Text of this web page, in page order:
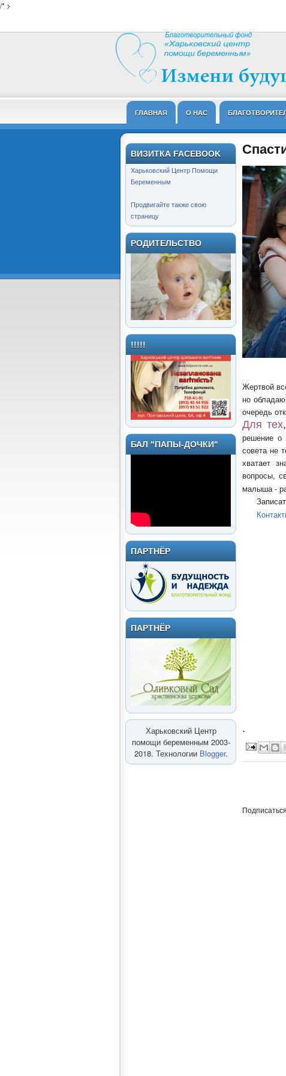
/* >
ГЛАВНАЯ О НАС
ВИЗИТКА FACEBOOK
Харьковский Центр Помощи
Беременным
Продвигайте также свою
страницу
РОДИТЕЛЬСТВО
!!!!!
БАЛ "ПАПЫ-ДОЧКИ"
ПАРТНЁР
ПАРТНЁР
Харьковский Центр
помощи беременным 2003-
2018. Технологии Blogger.
Жертвой
но
очередь
Для тех,
решение о
совета не
хватает
вопросы,
малыша -
.